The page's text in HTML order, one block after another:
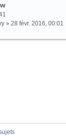
» 28 févr. 2016, 00:01